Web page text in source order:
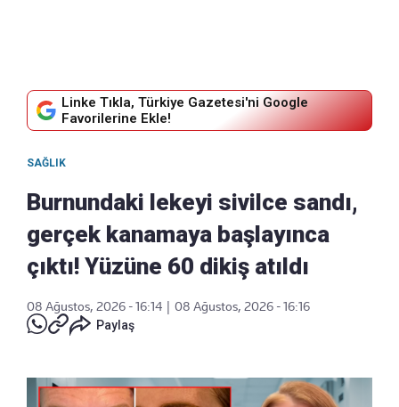
Linke Tıkla, Türkiye Gazetesi'ni Google
Favorilerine Ekle!
SAĞLIK
Burnundaki lekeyi sivilce sandı,
gerçek kanamaya başlayınca
çıktı! Yüzüne 60 dikiş atıldı
08 Ağustos, 2026 - 16:14
08 Ağustos, 2026 - 16:16
Paylaş